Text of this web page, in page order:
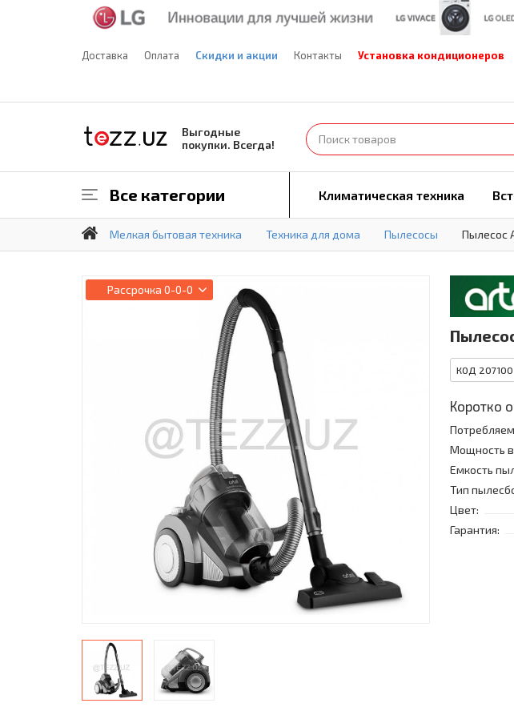
Доставка Оплата Скидки и акции Контакты Установка кондиционеров
Выгодные
покупки. Всегда!
Все категории Климатическая техника
Мелкая бытовая техника Техника для дома Пылесосы Пылесос
Рассрочка 0-0-0
КОД 207100
Коротко
Мощность
Емкость
Тип
Цвет:
Гарантия: